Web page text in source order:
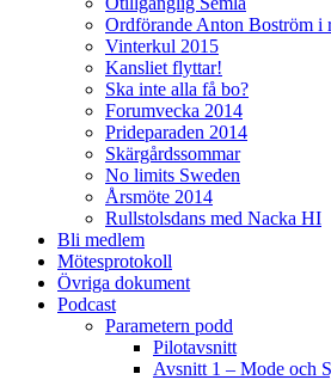
Ordförande Anton Boström i
Vinterkul 2015
Kansliet flyttar!
Ska inte alla få bo?
Forumvecka 2014
Prideparaden 2014
Skärgårdssommar
No limits Sweden
Årsmöte 2014
Rullstolsdans med Nacka HI
Bli medlem
Mötesprotokoll
Övriga dokument
Podcast
Parametern podd
Pilotavsnitt
Avsnitt 1 – Mode och